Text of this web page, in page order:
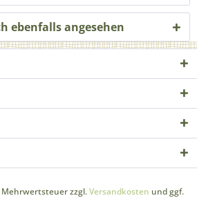
ebenfalls angesehen
Mehrwertsteuer zzgl.Versandkosten und ggf.